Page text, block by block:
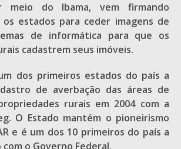
meio do Ibama, vem firmando
os estados para ceder imagens de
de informática para que os
cadastrem seus imóveis.
dos primeiros estados do país a
de averbação das áreas de
rurais em 2004 com a
O Estado mantém o pioneirismo
e é um dos 10 primeiros do país a
o Governo Federal.